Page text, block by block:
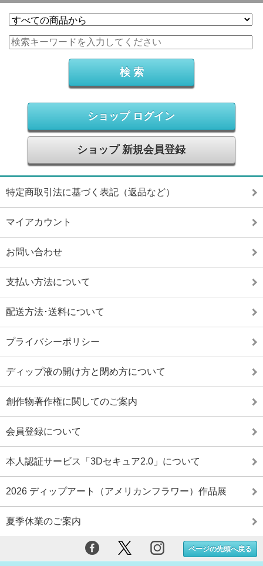
ショップ ログイン
ショップ 新規会員登録
特定商取引法に基づく表記（返品など）
マイアカウント
お問い合わせ
支払い方法について
配送方法･送料について
プライバシーポリシー
ディップ液の開け方と閉め方について
創作物著作権に関してのご案内
会員登録について
本人認証サービス「3Dセキュア2.0」について
2026 ディップアート（アメリカンフラワー）作品展
夏季休業のご案内
ページの先頭へ戻る